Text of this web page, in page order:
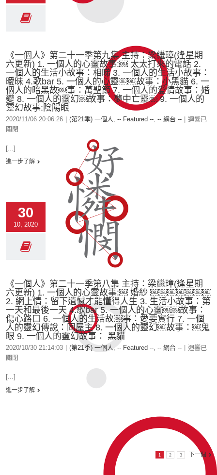
《一個人》第二十一季第九集 主持：梁繼璋(逢星期
六更新) 1. 一個人的心靈故事:￼ 太太打來的電話 2.
一個人的生活小故事：相睇 3. 一個人的生活小故事：
曖昧 4.歌bar 5. 一個人的心靈￼￼故事：小黑貓 6. 一
個人的暗黑故￼事：萬聖節 7. 一個人的愛情故事：婚
變 8. 一個人的靈幻￼故事：夢中亡靈￼ 9. 一個人的
靈幻故事:陰陽眼
2020/11/06 20:06:26 (第21季) 一個人, -- Featured --, -- 網台 --
迴響已
關閉
[...]
進一步了解
30
10, 2020
《一個人》第二十一季第八集 主持：梁繼璋(逢星期
六更新) 1. 一個人的心靈故事:￼ 婚紗 ￼￼￼￼￼￼￼
2. 網上情：留下遺憾才能懂得人生 3. 生活小故事：第
一天和最後一天 4.歌bar 5. 一個人的心靈￼￼故事：
傷心路口 6. 一個人的生活故￼事：愛要實行 7. 一個
人的靈幻傳說：同屋主 8. 一個人的靈幻￼故事：￼鬼
眼 9. 一個人的靈幻故事： 黑貓
2020/10/30 21:14:03 (第21季) 一個人,-- Featured --, -- 網台 --
迴響已
關閉
[...]
進一步了解
1 2 3 下一個